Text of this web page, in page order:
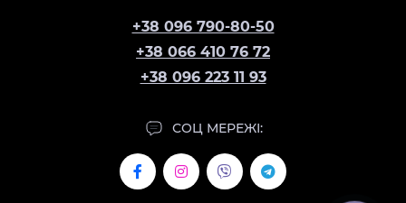
+38 096 790-80-50
+38 066 410 76 72
+38 096 223 11 93
СОЦ МЕРЕЖІ: